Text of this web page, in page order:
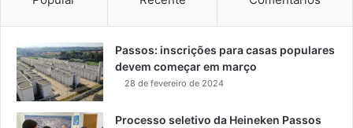
Passos: inscrições para casas populares
devem começar em março
28 de fevereiro de 2024
Processo seletivo da Heineken Passos